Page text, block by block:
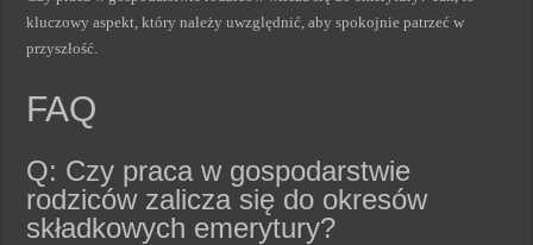
kluczowy aspekt, który należy uwzględnić, aby spokojnie patrzeć w
przyszłość.
FAQ
Q: Czy praca w gospodarstwie
rodziców zalicza się do okresów
składkowych emerytury?